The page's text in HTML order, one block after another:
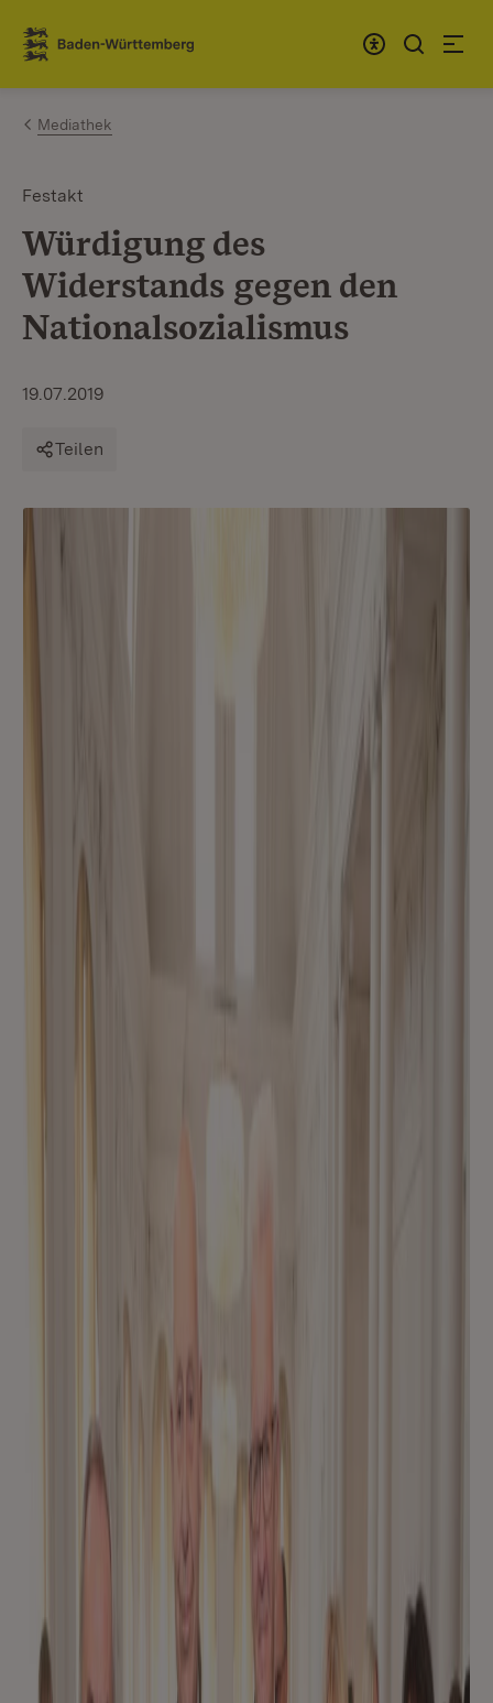
Zum Inhalt springen
Link zur Startseite
Mediathek
Festakt
Würdigung des
Widerstands gegen den
Nationalsozialismus
19.07.2019
Teilen